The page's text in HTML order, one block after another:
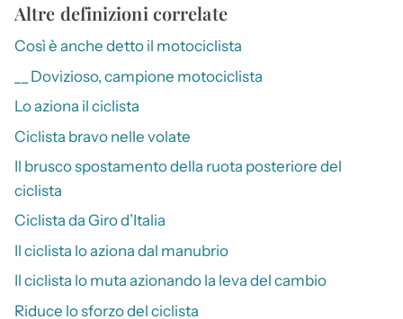
Altre definizioni correlate
Così è anche detto il motociclista
__ Dovizioso, campione motociclista
Lo aziona il ciclista
Ciclista bravo nelle volate
Il brusco spostamento della ruota posteriore del
ciclista
Ciclista da Giro d’Italia
Il ciclista lo aziona dal manubrio
Il ciclista lo muta azionando la leva del cambio
Riduce lo sforzo del ciclista